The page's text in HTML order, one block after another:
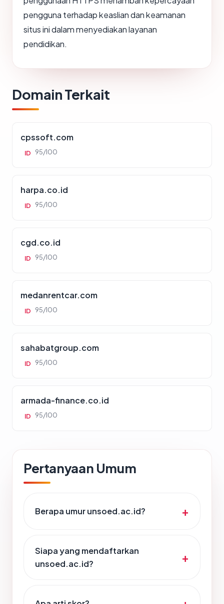
pengguna terhadap keaslian dan keamanan
situs ini dalam menyediakan layanan
pendidikan.
Domain Terkait
cpssoft.com
ID 95/100
harpa.co.id
ID 95/100
cgd.co.id
ID 95/100
medanrentcar.com
ID 95/100
sahabatgroup.com
ID 95/100
armada-finance.co.id
ID 95/100
Pertanyaan Umum
Berapa umur unsoed.ac.id?
Siapa yang mendaftarkan
unsoed.ac.id?